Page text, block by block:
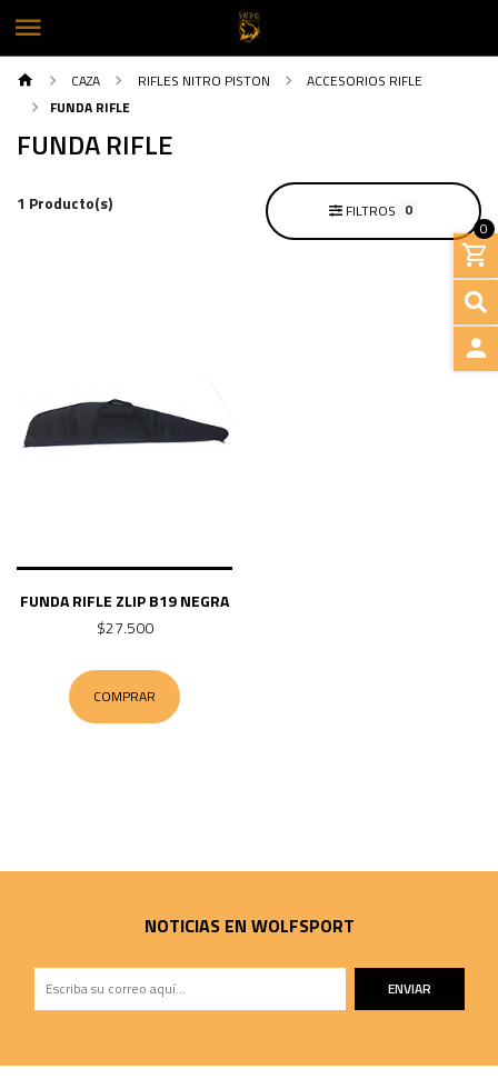
0
CAZA RIFLES NITRO PISTON
ACCESORIOS RIFLE
FUNDA RIFLE
FUNDA RIFLE
1 Producto(s) FILTROS 0
FUNDA RIFLE ZLIP B19 NEGRA
$27.500
COMPRAR
NOTICIAS EN WOLFSPORT
ENVIAR